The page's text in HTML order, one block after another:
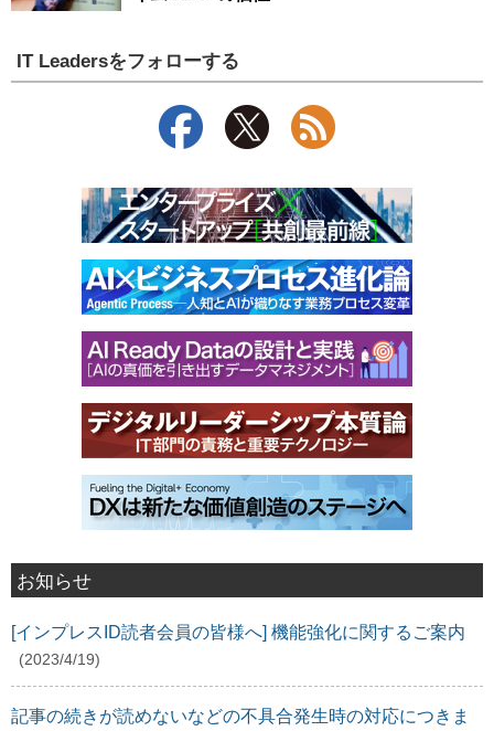
IT Leadersをフォローする
お知らせ
[インプレスID読者会員の皆様へ] 機能強化に関するご案内
(2023/4/19)
記事の続きが読めないなどの不具合発生時の対応につきま